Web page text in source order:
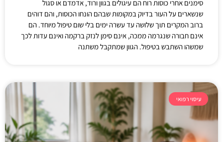
סימנים אחרי כוסות רוח הם עיגולים בגוון ורוד, אדמדם או סגול
שנשארים על העור בדיוק במקומות שבהם הונחו הכוסות, והם דוהים
ברוב המקרים תוך שלושה עד עשרה ימים בלי שום טיפול מיוחד. הם
אינם חבורה שנגרמה ממכה, אינם סימן לנזק ברקמה ואינם עדות לכך
שמשהו השתבש בטיפול. הגוון שמתקבל משתנה
עיסוי רפואי